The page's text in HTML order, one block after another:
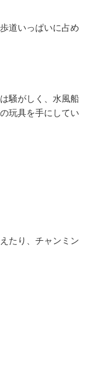
道いっぱいに占め
騒がしく、水風船
玩具を手にしてい
たり、チャンミン